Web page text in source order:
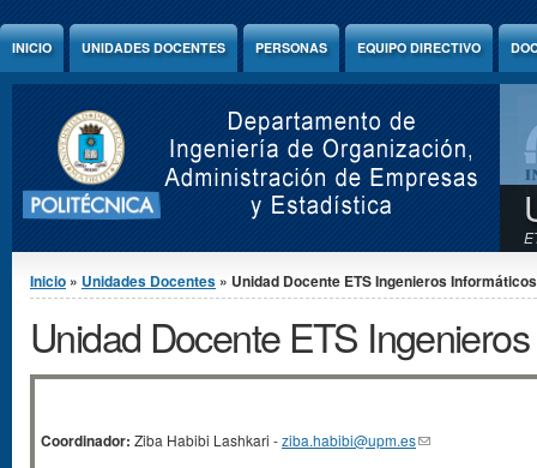
Jump to Content
INICIO UNIDADES DOCENTES PERSONAS EQUIPO DIRECTIVO
Se encuentra usted aquí
Inicio » Unidades Docentes » Unidad Docente ETS Ingenieros Informáticos
Unidad Docente ETS
Coordinador: Ziba Habibi Lashkari -ziba.habibi@upm.es(link sends e-mail)